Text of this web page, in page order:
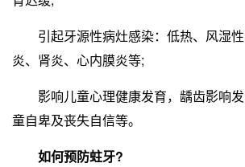
引起牙源性病灶感染：低热、风湿性
炎、肾炎、心内膜炎等;
影响儿童心理健康发育，龋齿影响发
童自卑及丧失自信等。
如何预防蛀牙?